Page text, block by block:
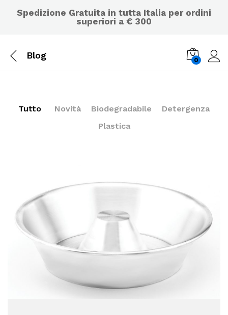
Spedizione Gratuita in tutta Italia per ordini
superiori a € 300
Blog 0
Tutto Novità Biodegradabile
Detergenza
Plastica